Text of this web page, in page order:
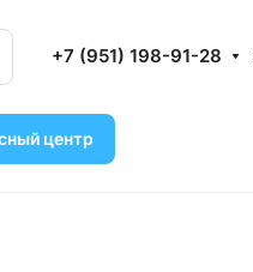
+7 (951) 198-91-28
центр